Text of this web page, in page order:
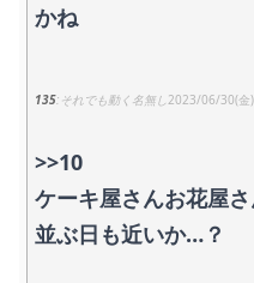
かね
135 それでも動く名無し2023/06/30(金
>>10
ケーキ屋さんお花屋
並ぶ日も近いか…？